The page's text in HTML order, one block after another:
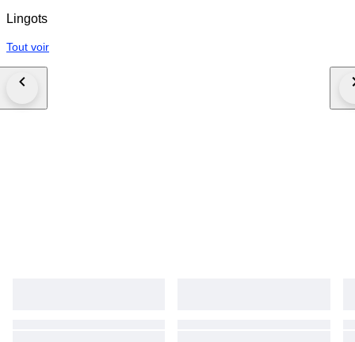
Lingots
Tout voir